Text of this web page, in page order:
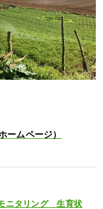
ームページ）
ニタリング 生育状